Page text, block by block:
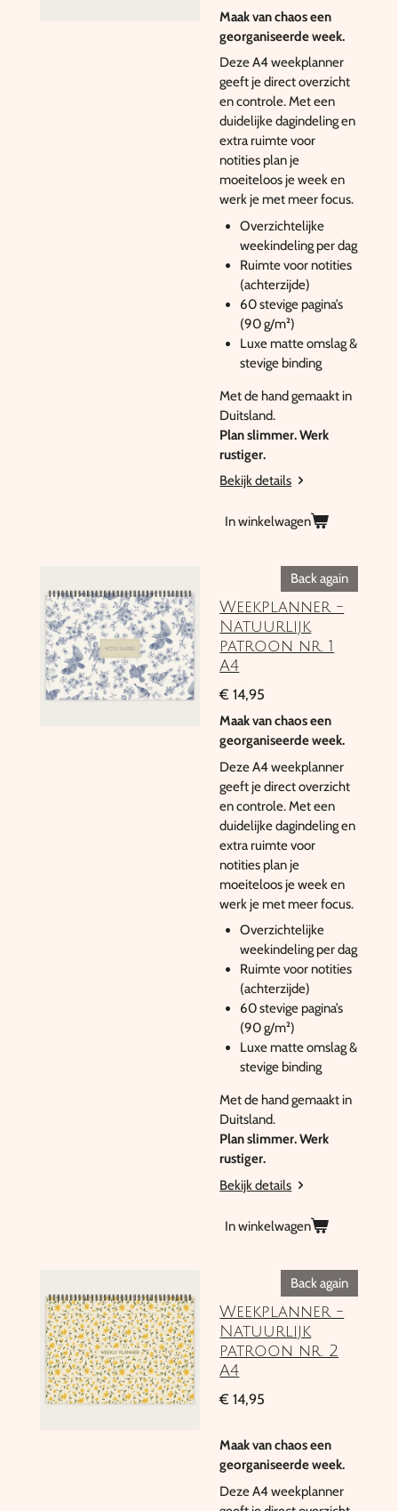
Maak van chaos een
georganiseerde week.
Deze A4 weekplanner
geeft je direct overzicht
en controle. Met een
duidelijke dagindeling en
extra ruimte voor
notities plan je
moeiteloos je week en
werk je met meer focus.
Overzichtelijke
weekindeling per dag
Ruimte voor notities
(achterzijde)
60 stevige pagina’s
(90 g/m²)
Luxe matte omslag &
stevige binding
Met de hand gemaakt in
Duitsland.
Plan slimmer. Werk
rustiger.
Bekijk details
In winkelwagen
Back again
Weekplanner -
Natuurlijk
patroon nr. 1
A4
€ 14,95
Maak van chaos een
georganiseerde week.
Deze A4 weekplanner
geeft je direct overzicht
en controle. Met een
duidelijke dagindeling en
extra ruimte voor
notities plan je
moeiteloos je week en
werk je met meer focus.
Overzichtelijke
weekindeling per dag
Ruimte voor notities
(achterzijde)
60 stevige pagina’s
(90 g/m²)
Luxe matte omslag &
stevige binding
Met de hand gemaakt in
Duitsland.
Plan slimmer. Werk
rustiger.
Bekijk details
In winkelwagen
Back again
Weekplanner -
Natuurlijk
patroon nr. 2
A4
€ 14,95
Maak van chaos een
georganiseerde week.
Deze A4 weekplanner